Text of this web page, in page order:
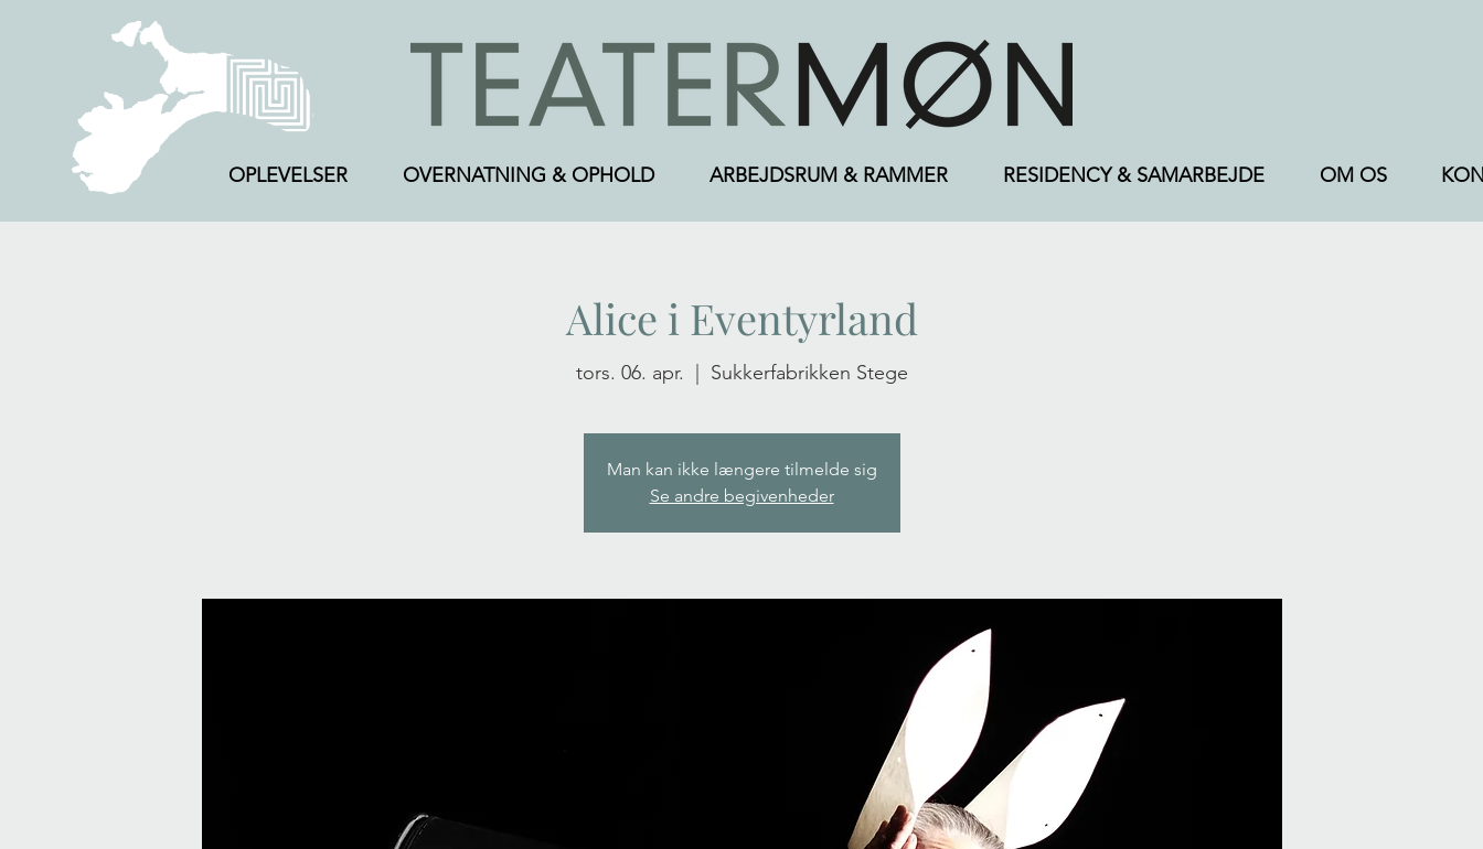
OPLEVELSER OVERNATNING & OPHOLD ARBEJDSRUM & RAMMER RESIDENCY & SAMARBEJDE OM OS
Alice i Eventyrland
tors. 06. apr. Sukkerfabrikken Stege
Man kan ikke længere tilmelde sig
Se andre begivenheder